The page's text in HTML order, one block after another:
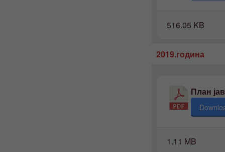
516.05 KB
2019.година
План
1.11 MB